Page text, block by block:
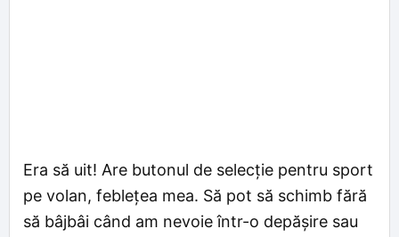
Era să uit! Are butonul de selecție pentru sport
pe volan, feblețea mea. Să pot să schimb fără
să bâjbâi când am nevoie într-o depășire sau